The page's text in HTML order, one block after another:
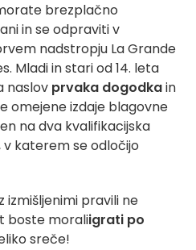
brezplačno
in se odpraviti v
nadstropju La Grande
Mladi in stari od 14. leta
naslov prvaka dogodkain
omejene izdaje blagovne
na dva kvalifikacijska
v katerem se odločijo
izmišljenimi pravili ne
boste moraliigrati po
sreče!